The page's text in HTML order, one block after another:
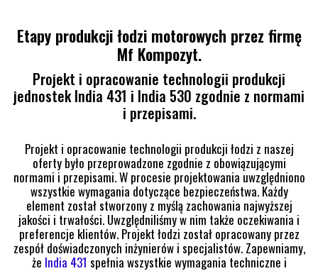
Etapy produkcji łodzi motorowych przez firmę
Mf Kompozyt.
Projekt i opracowanie technologii produkcji
jednostek India 431 i India 530 zgodnie z normami
i przepisami.
Projekt i opracowanie technologii produkcji łodzi z naszej
oferty było przeprowadzone zgodnie z obowiązującymi
normami i przepisami. W procesie projektowania uwzględniono
wszystkie wymagania dotyczące bezpieczeństwa. Każdy
element został stworzony z myślą zachowania najwyższej
jakości i trwałości. Uwzględniliśmy w nim także oczekiwania i
preferencje klientów. Projekt łodzi został opracowany przez
zespół doświadczonych inżynierów i specjalistów. Zapewniamy,
że India 431 spełnia wszystkie wymagania techniczne i